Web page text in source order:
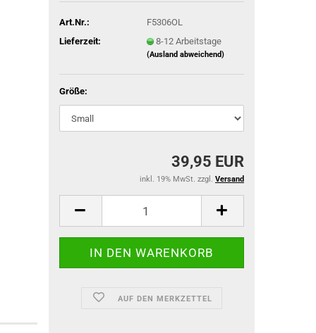
Art.Nr.:
F5306OL
Lieferzeit:
8-12 Arbeitstage
(Ausland abweichend)
Größe:
39,95 EUR
inkl. 19% MwSt. zzgl. Versand
AUF DEN MERKZETTEL